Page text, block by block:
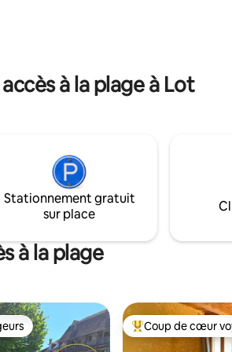
à la plage à Lot
Stationnement gratuit
sur place
à la plage
Coups de cœur
Coup de cœur